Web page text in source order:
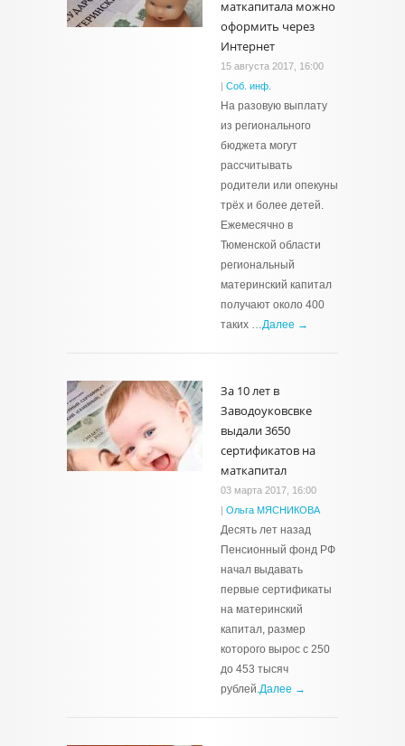
маткапитала можно
оформить через
Интернет
15 августа 2017, 16:00
| Соб. инф.
На разовую выплату
из регионального
бюджета могут
рассчитывать
родители или опекуны
трёх и более детей.
Ежемесячно в
Тюменской области
региональный
материнский капитал
получают около 400
таких …Далее →
За 10 лет в
Заводоуковсвке
выдали 3650
сертификатов на
маткапитал
03 марта 2017, 16:00
| Ольга МЯСНИКОВА
Десять лет назад
Пенсионный фонд РФ
начал выдавать
первые сертификаты
на материнский
капитал, размер
которого вырос с 250
до 453 тысяч
рублей.Далее →